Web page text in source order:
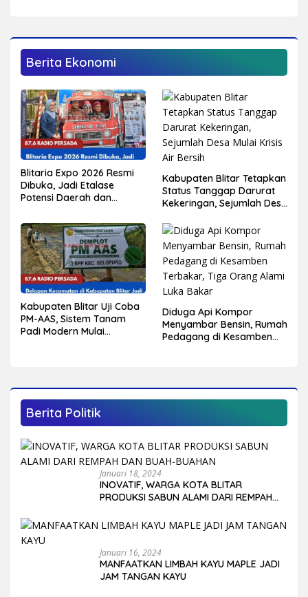
Berita Ekonomi
Blitaria Expo 2026 Resmi
Dibuka, Jadi Etalase
Potensi Daerah dan
Kabupaten Blitar
Kabupaten Blitar Tetapkan
Status Tanggap Darurat
Kekeringan, Sejumlah Desa
Kabupaten Blitar Uji Coba
PM-AAS, Sistem Tanam
Padi Modern Mulai
Diduga Api Kompor
Menyambar Bensin, Rumah
Pedagang di Kesamben
Berita Politik
Januari 18, 2024
INOVATIF, WARGA KOTA BLITAR
PRODUKSI SABUN ALAMI DARI REMPAH
Januari 16, 2024
MANFAATKAN LIMBAH KAYU MAPLE JADI
JAM TANGAN KAYU